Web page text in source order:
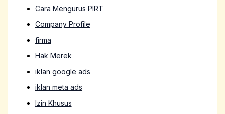
Cara Mengurus PIRT
Company Profile
firma
Hak Merek
iklan google ads
iklan meta ads
Izin Khusus